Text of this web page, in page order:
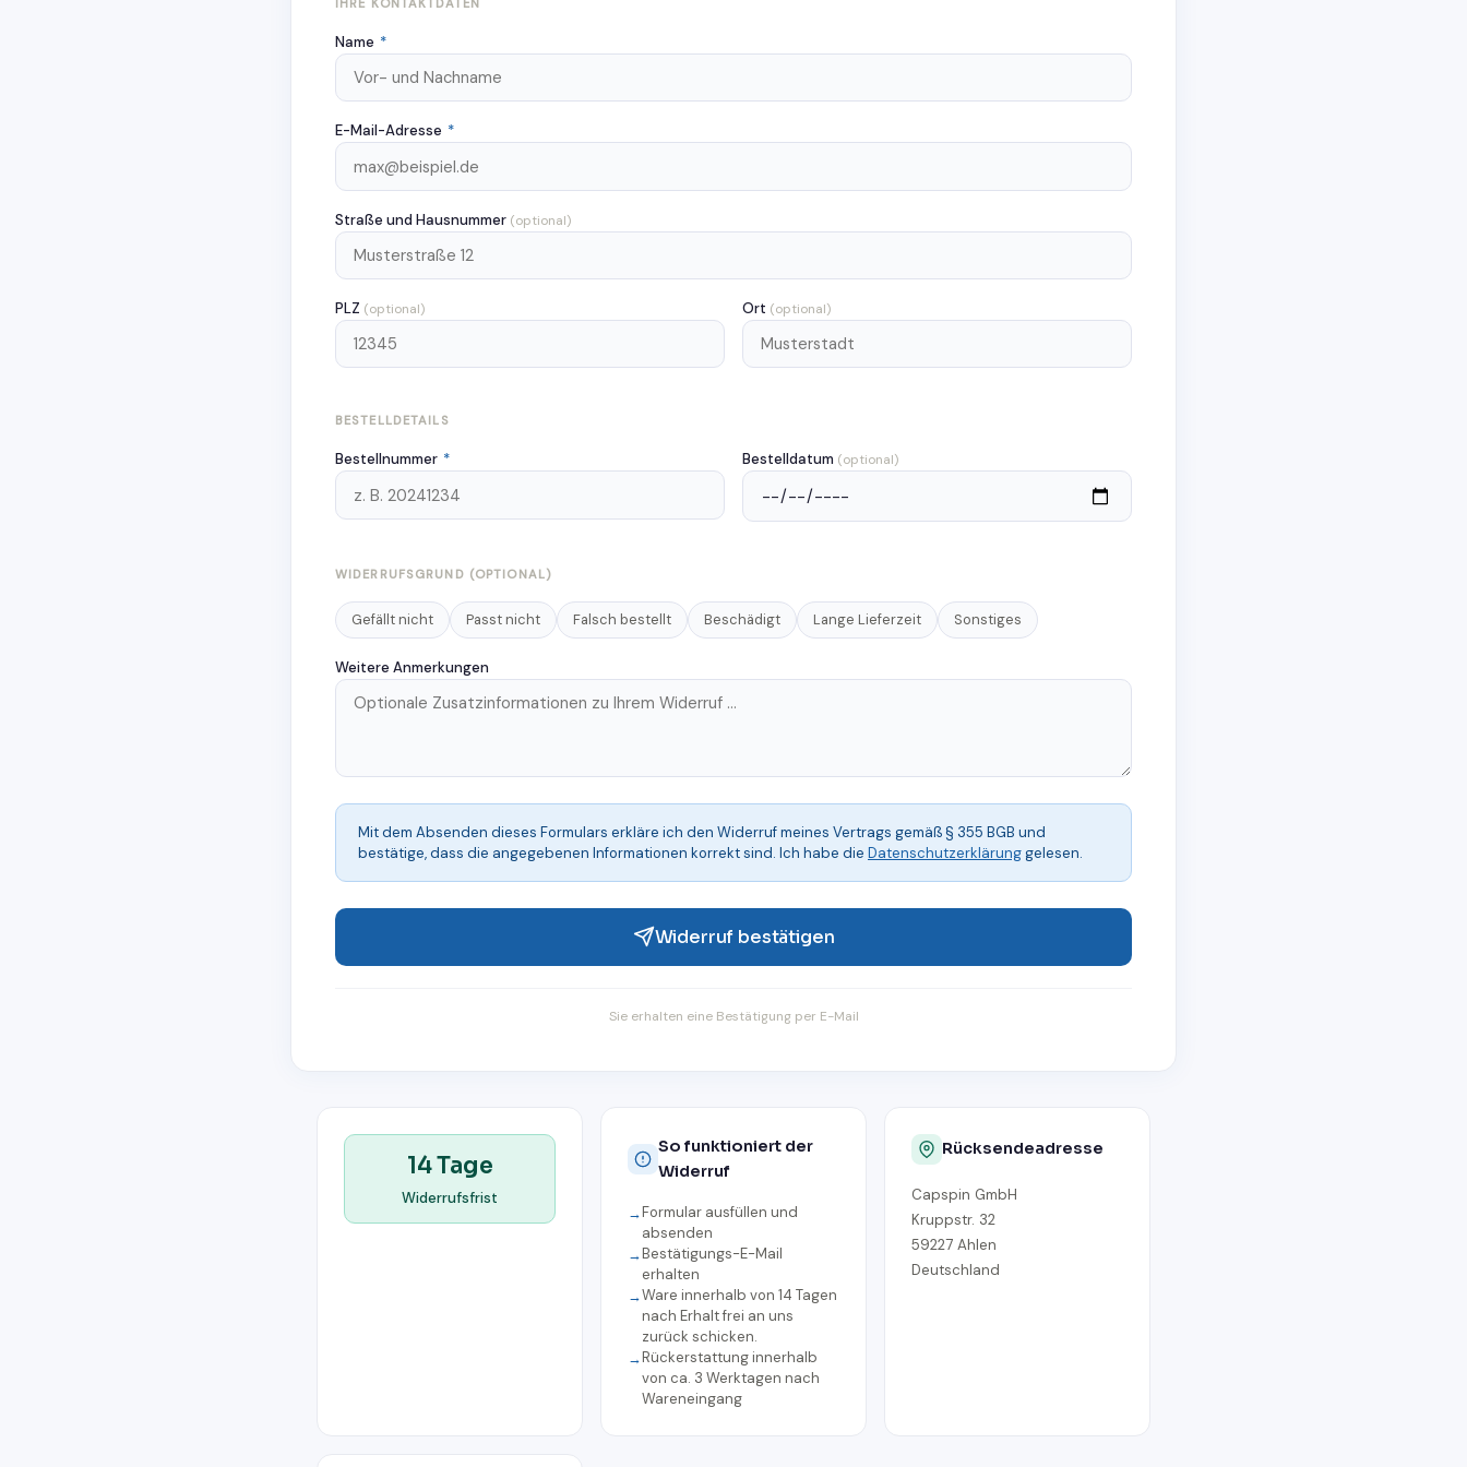
IHRE KONTAKTDATEN
Name *
E-Mail-Adresse *
Straße und Hausnummer (optional)
PLZ (optional) Ort (optional)
BESTELLDETAILS
Bestellnummer * Bestelldatum (optional)
WIDERRUFSGRUND (OPTIONAL)
Gefällt nicht Passt nicht Falsch bestellt Beschädigt Lange Lieferzeit Sonstiges
Weitere Anmerkungen
Mit dem Absenden dieses Formulars erkläre ich den Widerruf meines Vertrags gemäß § 355 BGB und
bestätige, dass die angegebenen Informationen korrekt sind. Ich habe die Datenschutzerklärunggelesen.
Widerruf bestätigen
Sie erhalten eine Bestätigung per E-Mail
14 Tage
Widerrufsfrist
So funktioniert der
Widerruf
Formular ausfüllen und
absenden
Bestätigungs-E-Mail
erhalten
Ware innerhalb von 14 Tagen
nach Erhalt frei an uns
zurück schicken.
Rückerstattung innerhalb
von ca. 3 Werktagen nach
Wareneingang
Rücksendeadresse
Capspin GmbH
Kruppstr. 32
59227 Ahlen
Deutschland